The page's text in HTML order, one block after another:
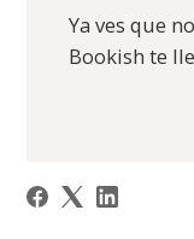
Ya ves que
Bookish te